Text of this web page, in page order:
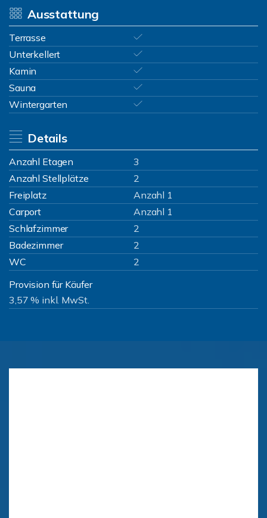
Ausstattung
Terrasse
Unterkellert
Kamin
Sauna
Wintergarten
Details
Anzahl Etagen
3
Anzahl Stellplätze
2
Freiplatz
Anzahl 1
Carport
Anzahl 1
Schlafzimmer
2
Badezimmer
2
WC
2
Provision für Käufer
3,57 % inkl. MwSt.